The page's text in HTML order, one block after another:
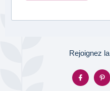
Rejoignez la